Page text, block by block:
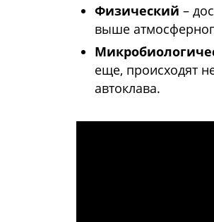
Физический –
выше
еще, происходят
автоклава.